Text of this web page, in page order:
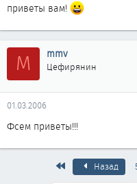
приветы вам!
M mmv
Цефирянин
01.03.2006
Фсем приветы!!!
ПервыйНазад